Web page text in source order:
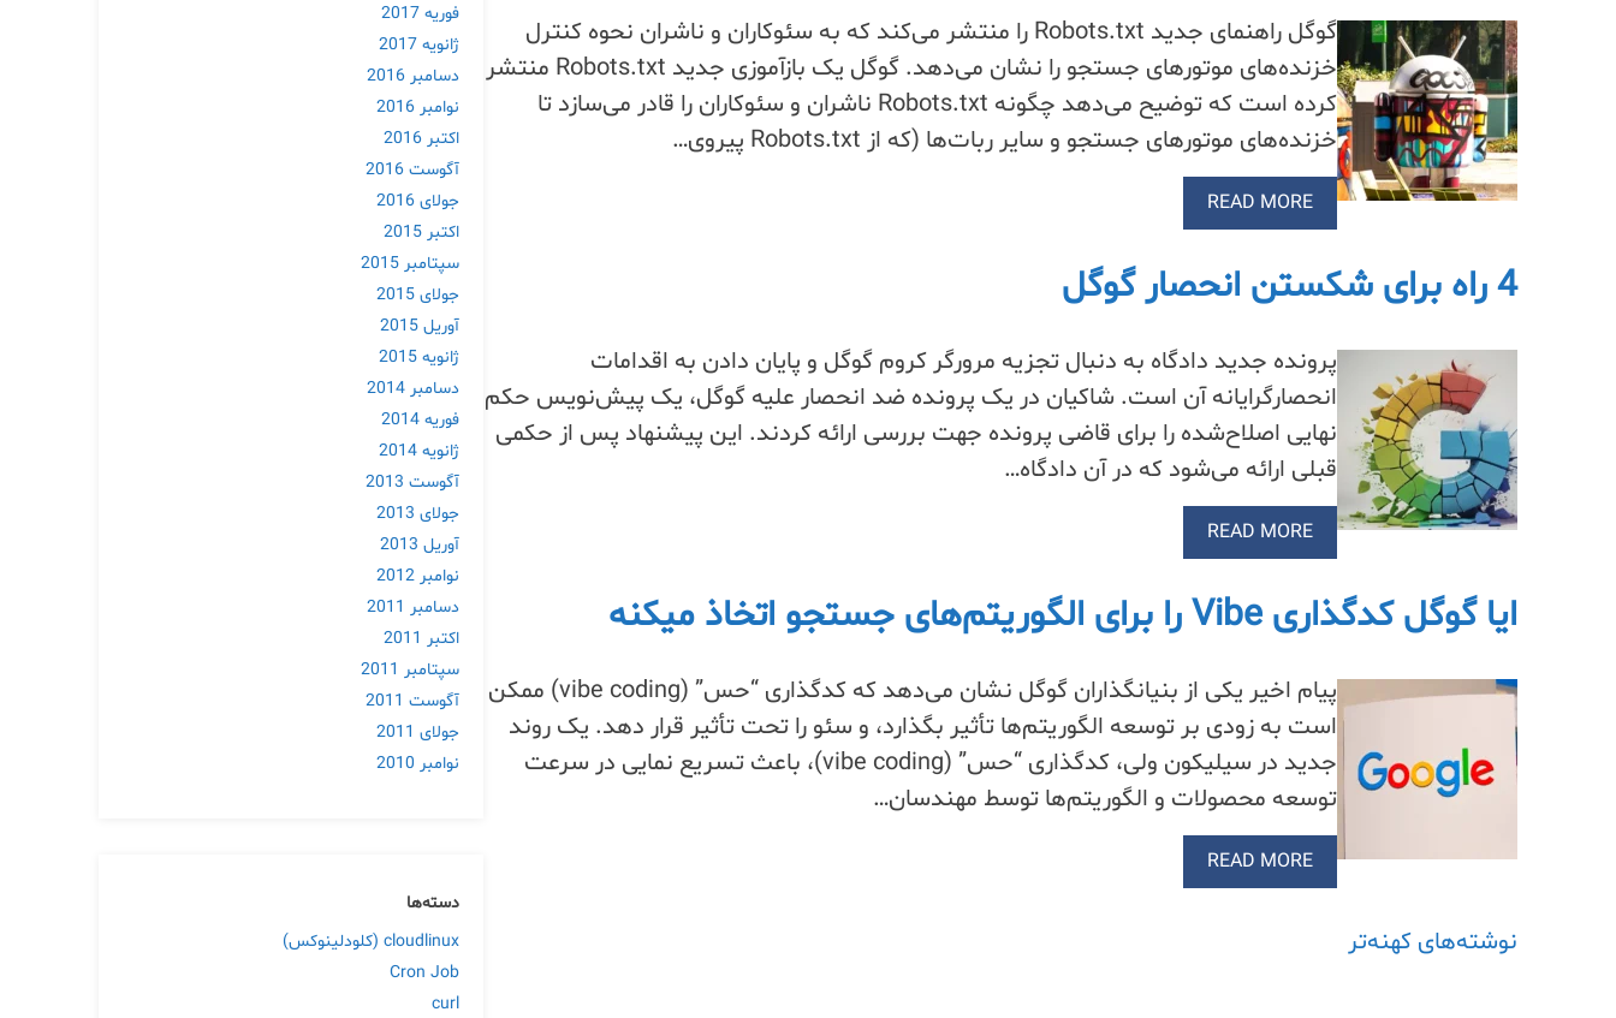
Skip
گوگل راهنمای جدید Robots.txt را منتشر می‌کند که به سئوکاران و ناشران نحوه کنترل
خزنده‌های موتورهای جستجو را نشان می‌دهد. گوگل یک بازآموزی جدید Robots.txt منتشر
کرده است که توضیح می‌دهد چگونه Robots.txt ناشران و سئوکاران را قادر می‌سازد تا
خزنده‌های موتورهای جستجو و سایر ربات‌ها (که از Robots.txt پیروی…
READ MORE
4 راه برای شکستن انحصار گوگل
پرونده جدید دادگاه به دنبال تجزیه مرورگر کروم گوگل و پایان دادن به اقدامات
انحصارگرایانه آن است. شاکیان در یک پرونده ضد انحصار علیه گوگل، یک پیش‌نویس حکم
نهایی اصلاح‌شده را برای قاضی پرونده جهت بررسی ارائه کردند. این پیشنهاد پس از حکمی
قبلی ارائه می‌شود که در آن دادگاه…
READ MORE
ایا گوگل کدگذاری Vibe را برای الگوریتم‌های جستجو اتخاذ میکنه
پیام اخیر یکی از بنیانگذاران گوگل نشان می‌دهد که کدگذاری “حس” (vibe coding) ممکن
است به زودی بر توسعه الگوریتم‌ها تأثیر بگذارد، و سئو را تحت تأثیر قرار دهد. یک روند
جدید در سیلیکون ولی، کدگذاری “حس” (vibe coding)، باعث تسریع نمایی در سرعت
توسعه محصولات و الگوریتم‌ها توسط مهندسان…
READ MORE
راهبری
نوشته‌های کهنه‌تر
فوریه 2017
ژانویه 2017
دسامبر 2016
نوامبر 2016
اکتبر 2016
آگوست 2016
جولای 2016
اکتبر 2015
سپتامبر 2015
جولای 2015
آوریل 2015
ژانویه 2015
دسامبر 2014
فوریه 2014
ژانویه 2014
آگوست 2013
جولای 2013
آوریل 2013
نوامبر 2012
دسامبر 2011
اکتبر 2011
سپتامبر 2011
آگوست 2011
جولای 2011
نوامبر 2010
دسته‌ها
cloudlinux (کلودلینوکس)
Cron Job
curl